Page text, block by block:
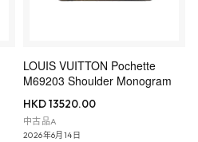
LOUIS VUITTON Pochette
M69203 Shoulder Monogram
HKD 13520.00
中古品A
2026年6月14日